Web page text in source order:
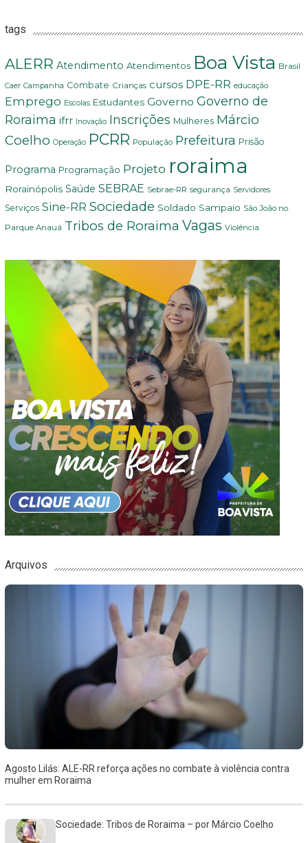
tags
ALERR Atendimento Atendimentos Boa Vista Brasil
Caer Campanha Combate Crianças cursos DPE-RR educação
Emprego Escolas Estudantes Governo Governo de
Roraima ifrr Inovação Inscrições Mulheres Márcio
Coelho Operação PCRR População Prefeitura Prisão
Programa Programação Projeto roraima
Rorainópolis Saúde SEBRAE Sebrae-RR segurança Servidores
Serviços Sine-RR Sociedade Soldado Sampaio São João no
Parque Anauá Tribos de Roraima Vagas Violência
Arquivos
Agosto Lilás: ALE-RR reforça ações no combate à violência contra
mulher em Roraima
Sociedade: Tribos de Roraima – por Márcio Coelho